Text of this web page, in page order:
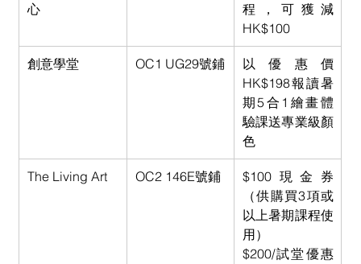
心
程，可獲減
HK$100
創意學堂 OC1 UG29號鋪
以優惠價
HK$198報讀暑
期5合1繪畫體
驗課送專業級顏
色
The Living Art OC2 146E號鋪
$100現金券
（供購買3項或
以上暑期課程使
用）
$200/試堂優惠